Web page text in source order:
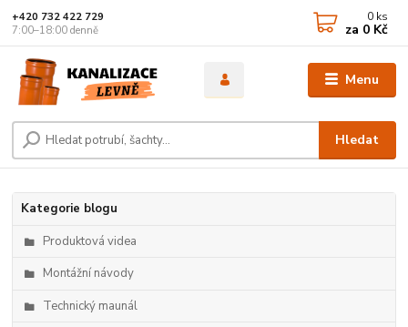
Menu
Hledat
+420 732 422 729
7:00–18:00 denně
0 ks
za 0 Kč
Kategorie blogu
Produktová videa
Montážní návody
Technický maunál